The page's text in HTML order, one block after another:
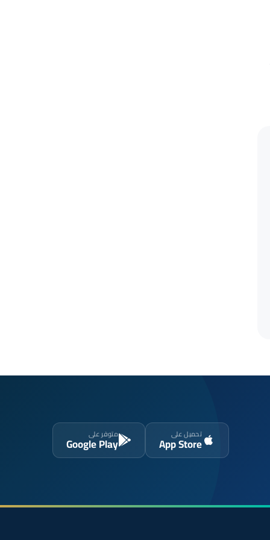
تحميل على
App Store
متوفر على
Google Play